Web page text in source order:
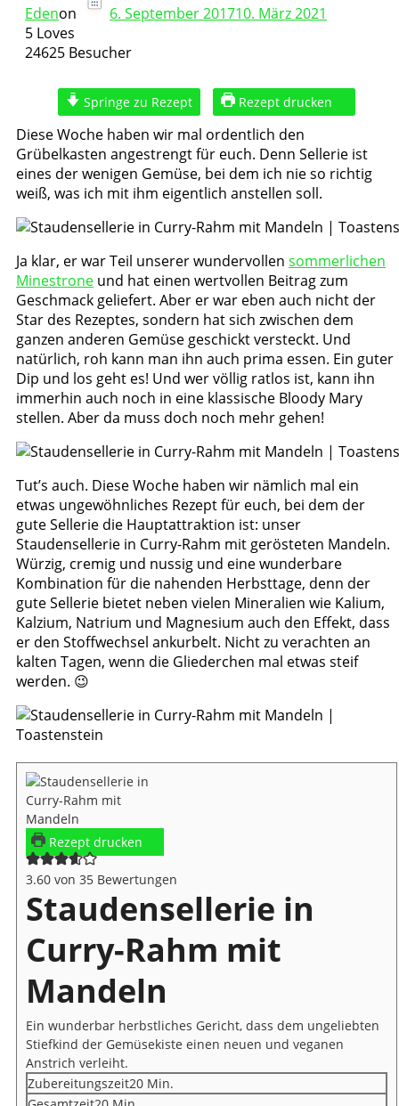
Edenon 6. September 201710. März 2021
5 Loves
24625 Besucher
Springe zu Rezept Rezept drucken
Diese Woche haben wir mal ordentlich den
Grübelkasten angestrengt für euch. Denn Sellerie ist
eines der wenigen Gemüse, bei dem ich nie so richtig
weiß, was ich mit ihm eigentlich anstellen soll.
Ja klar, er war Teil unserer wundervollen sommerlichen
Minestrone und hat einen wertvollen Beitrag zum
Geschmack geliefert. Aber er war eben auch nicht der
Star des Rezeptes, sondern hat sich zwischen dem
ganzen anderen Gemüse geschickt versteckt. Und
natürlich, roh kann man ihn auch prima essen. Ein guter
Dip und los geht es! Und wer völlig ratlos ist, kann ihn
immerhin auch noch in eine klassische Bloody Mary
stellen. Aber da muss doch noch mehr gehen!
Tut’s auch. Diese Woche haben wir nämlich mal ein
etwas ungewöhnliches Rezept für euch, bei dem der
gute Sellerie die Hauptattraktion ist: unser
Staudensellerie in Curry-Rahm mit gerösteten Mandeln.
Würzig, cremig und nussig und eine wunderbare
Kombination für die nahenden Herbsttage, denn der
gute Sellerie bietet neben vielen Mineralien wie Kalium,
Kalzium, Natrium und Magnesium auch den Effekt, dass
er den Stoffwechsel ankurbelt. Nicht zu verachten an
kalten Tagen, wenn die Gliederchen mal etwas steif
werden. 😉
Rezept drucken
3.60 von 35 Bewertungen
Staudensellerie in
Curry-Rahm mit
Mandeln
Ein wunderbar herbstliches Gericht, dass dem ungeliebten
Stiefkind der Gemüsekiste einen neuen und veganen
Anstrich verleiht.
Zubereitungszeit20Minuten
Min.